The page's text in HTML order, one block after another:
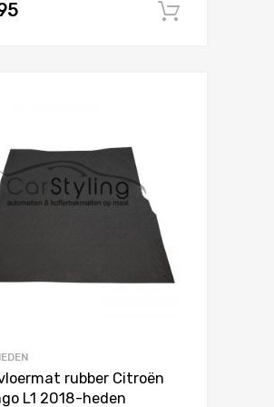
rubber Citroën
L1 2018-heden